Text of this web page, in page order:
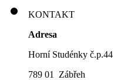
KONTAKT
Adresa
Horní Studénky č.p.44
789 01 Zábřeh